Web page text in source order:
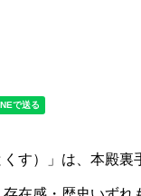
す）」は、本殿